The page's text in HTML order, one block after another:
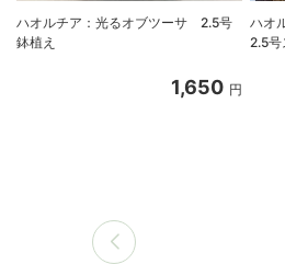
ハオルチア：光るオブツーサ 2.5号
鉢植え
1,650 円
ハオ
2.5